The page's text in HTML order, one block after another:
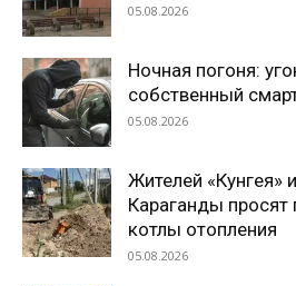
05.08.2026
Ночная погоня:
собственный
05.08.2026
Жителей «Кунгея»
Караганды просят
котлы отопления
05.08.2026